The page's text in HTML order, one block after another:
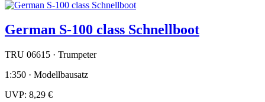
German S-100 class Schnellboot
TRU 06615 · Trumpeter
1:350 · Modellbausatz
UVP: 8,29 €